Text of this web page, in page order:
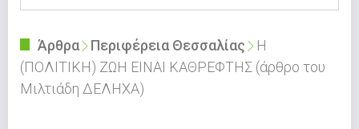
Άρθρα Περιφέρεια Θεσσαλίας
Η
(ΠΟΛΙΤΙΚΗ) ΖΩΗ ΕΙΝΑΙ ΚΑΘΡΕΦΤΗΣ (άρθρο του
Μιλτιάδη ΔΕΛΗΧΑ)